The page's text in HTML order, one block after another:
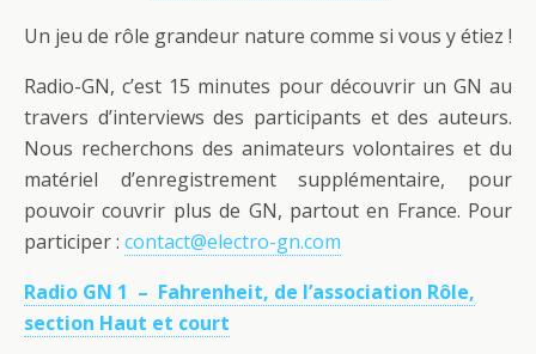
Un jeu de rôle grandeur nature comme si vous y étiez !
Radio-GN, c’est 15 minutes pour découvrir un GN au
travers d’interviews des participants et des auteurs.
Nous recherchons des animateurs volontaires et du
matériel d’enregistrement supplémentaire, pour
pouvoir couvrir plus de GN, partout en France. Pour
participer : contact@electro-gn.com
Radio GN 1 – Fahrenheit, de l’association Rôle,
section Haut et court